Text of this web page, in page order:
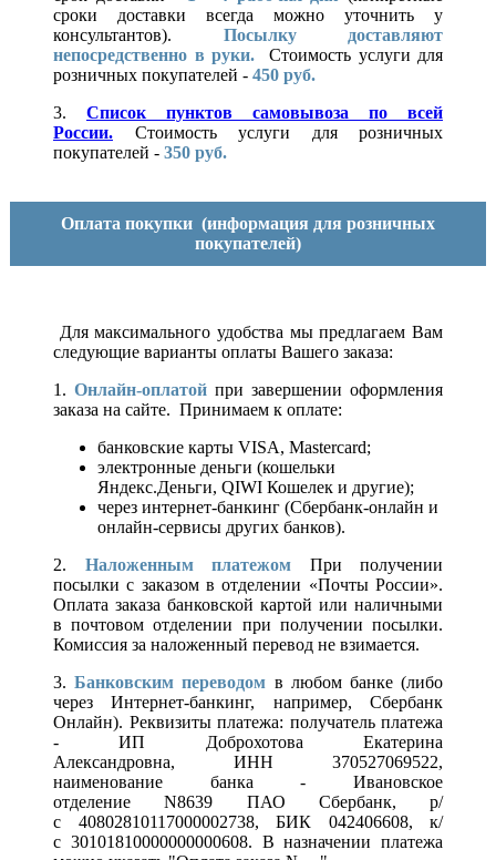
сроки доставки всегда можно уточнить у
консультантов). Посылку доставляют
непосредственно в руки.
Стоимость услуги для
розничных покупателей - 450 руб.
3. Список пунктов самовывоза по всей
России.
Стоимость услуги для розничных
покупателей - 350 руб.
Оплата покупки (информация для розничных
покупателей)
Для максимального удобства мы предлагаем Вам
следующие варианты оплаты Вашего заказа:
1. Онлайн-оплатой при завершении оформления
заказа на сайте. Принимаем к оплате:
банковские карты VISA, Mastercard;
электронные деньги (кошельки
Яндекс.Деньги, QIWI Кошелек и другие);
через интернет-банкинг (Сбербанк-онлайн и
онлайн-сервисы других банков).
2. Наложенным платежом При получении
посылки с заказом в отделении «Почты России».
Оплата заказа банковской картой или наличными
в почтовом отделении при получении посылки.
Комиссия за наложенный перевод не взимается.
3.Банковским переводом в любом банке (либо
через Интернет-банкинг, например, Сбербанк
Онлайн). Реквизиты платежа: получатель платежа
- ИП Доброхотова Екатерина
Александровна, ИНН 370527069522,
наименование банка - Ивановское
отделение N8639 ПАО Сбербанк, р/
с 40802810117000002738, БИК 042406608, к/
с 30101810000000000608. В назначении платежа